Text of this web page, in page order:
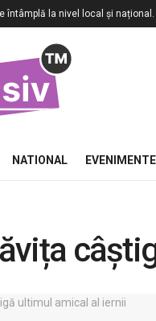
întâmplă la nivel local și național.
NATIONAL EVENIMENTE